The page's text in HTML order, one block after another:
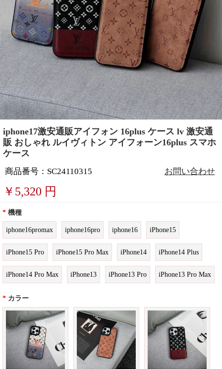
iphone17激安通販アイフォン 16plus ケース lv 激安通
販 おしゃれ ルイヴィトン アイフォーン16plus スマホ
ケース
商品番号：SC24110315 お問い合わせ
￥ 5,320 円
* 機種
iphone16promax iphone16pro iphone16 iPhone15
iPhone15 Pro iPhone15 Pro Max iPhone14 iPhone14 Plus
iPhone14 Pro Max iPhone13 iPhone13 Pro iPhone13 Pro Max
* カラー